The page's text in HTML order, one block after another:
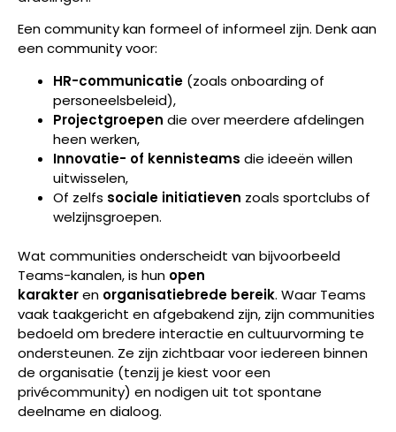
Een community kan formeel of informeel zijn. Denk aan
een community voor:
HR-communicatie (zoals onboarding of
personeelsbeleid),
Projectgroepen die over meerdere afdelingen
heen werken,
Innovatie- of kennisteams die ideeën willen
uitwisselen,
Of zelfs sociale initiatieven zoals sportclubs of
welzijnsgroepen.
Wat communities onderscheidt van bijvoorbeeld
Teams-kanalen, is hun open
karakteren organisatiebrede bereik. Waar Teams
vaak taakgericht en afgebakend zijn, zijn communities
bedoeld om bredere interactie en cultuurvorming te
ondersteunen. Ze zijn zichtbaar voor iedereen binnen
de organisatie (tenzij je kiest voor een
privécommunity) en nodigen uit tot spontane
deelname en dialoog.